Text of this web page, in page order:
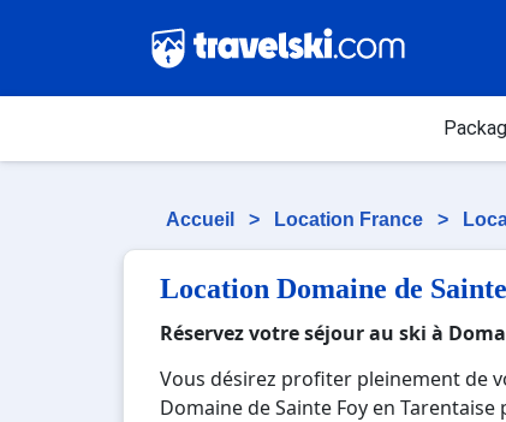
Accueil > Location France >
Location Domaine de
Réservez votre séjour au ski à
Vous désirez profiter pleinement de
Domaine de Sainte Foy en